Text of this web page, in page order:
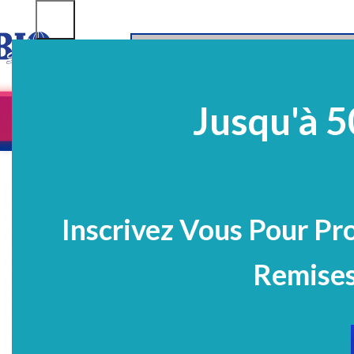
Jusqu'à
Inscrivez Vous Pour
EquipementsEQ Médico-Dentaires